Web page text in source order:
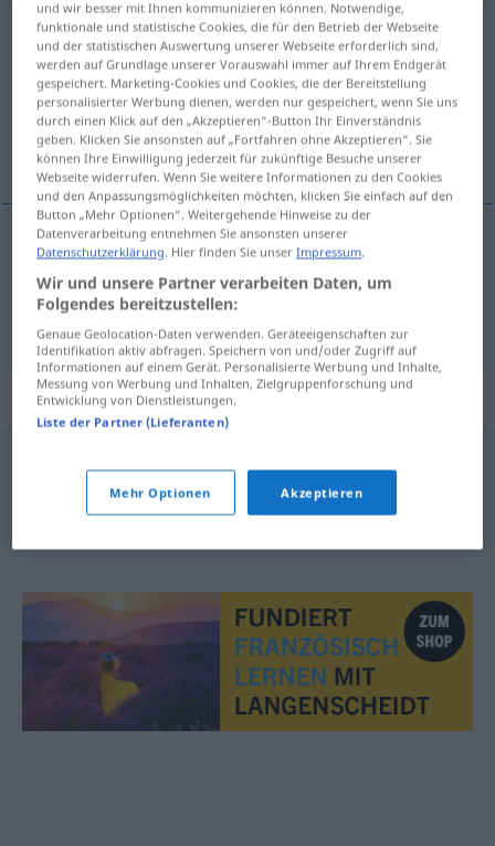
windschiefadj PEJ
Übersicht aller Übersetzungen
(Für mehr Details die Übersetzung anklicken/antippen)
tout de travers, penché
tout detravers windschief
penché windschief
Synonyme für "windschief"
verbogen,wellig,verzogen,krumm
und wir besser mit Ihnen kommunizieren können. Notwendige,
funktionale und statistische Cookies, die für den Betrieb der Webseite
und der statistischen Auswertung unserer Webseite erforderlich sind,
werden auf Grundlage unserer Vorauswahl immer auf Ihrem Endgerät
gespeichert. Marketing-Cookies und Cookies, die der Bereitstellung
personalisierter Werbung dienen, werden nur gespeichert, wenn Sie uns
durch einen Klick auf den „Akzeptieren“-Button Ihr Einverständnis
geben. Klicken Sie ansonsten auf „Fortfahren ohne Akzeptieren“. Sie
können Ihre Einwilligung jederzeit für zukünftige Besuche unserer
Webseite widerrufen. Wenn Sie weitere Informationen zu den Cookies
und den Anpassungsmöglichkeiten möchten, klicken Sie einfach auf den
Button „Mehr Optionen“. Weitergehende Hinweise zu der
Datenverarbeitung entnehmen Sie ansonsten unserer
Datenschutzerklärung . Hier finden Sie unserImpressum
Wir und unsere Partner verarbeiten Daten, um
Folgendes bereitzustellen:
Genaue Geolocation-Daten verwenden. Geräteeigenschaften zur
Identifikation aktiv abfragen. Speichern von und/oder Zugriff auf
Informationen auf einem Gerät. Personalisierte Werbung und Inhalte,
Messung von Werbung und Inhalten, Zielgruppenforschung und
Entwicklung von Dienstleistungen.
Liste der Partner (Lieferanten)
Mehr Optionen Akzeptieren